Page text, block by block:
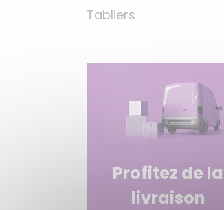
Tabliers
Profitez de la
livraison